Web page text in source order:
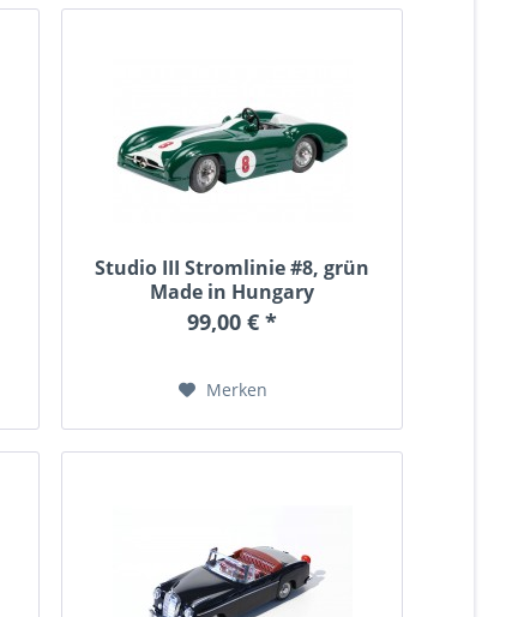
Studio III Stromlinie #8, grün
Made in Hungary
99,00 € *
Merken